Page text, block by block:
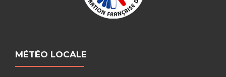
MÉTÉO LOCALE